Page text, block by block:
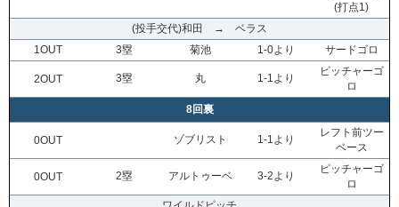
(打点1)
(投手交代)和田 → ベラス
1OUT
3塁 菊池 1-0より サードゴロ
2OUT 3塁 丸 1-1より
ピッチャーゴ
ロ
8回裏
0OUT ゾブリスト 1-1より
レフト前ツー
ベース
0OUT 2塁 アルトゥーベ 3-2より
ピッチャーゴ
ロ